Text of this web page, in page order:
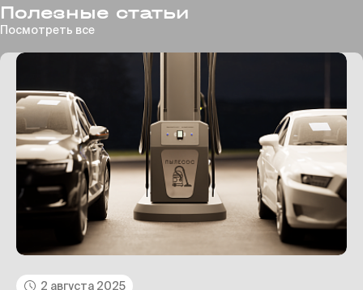
Полезные статьи
Посмотреть все
2 августа 2025